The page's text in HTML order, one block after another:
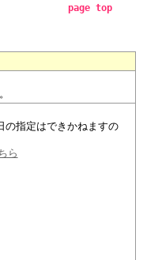
page top
の指定はできかねますの
ら